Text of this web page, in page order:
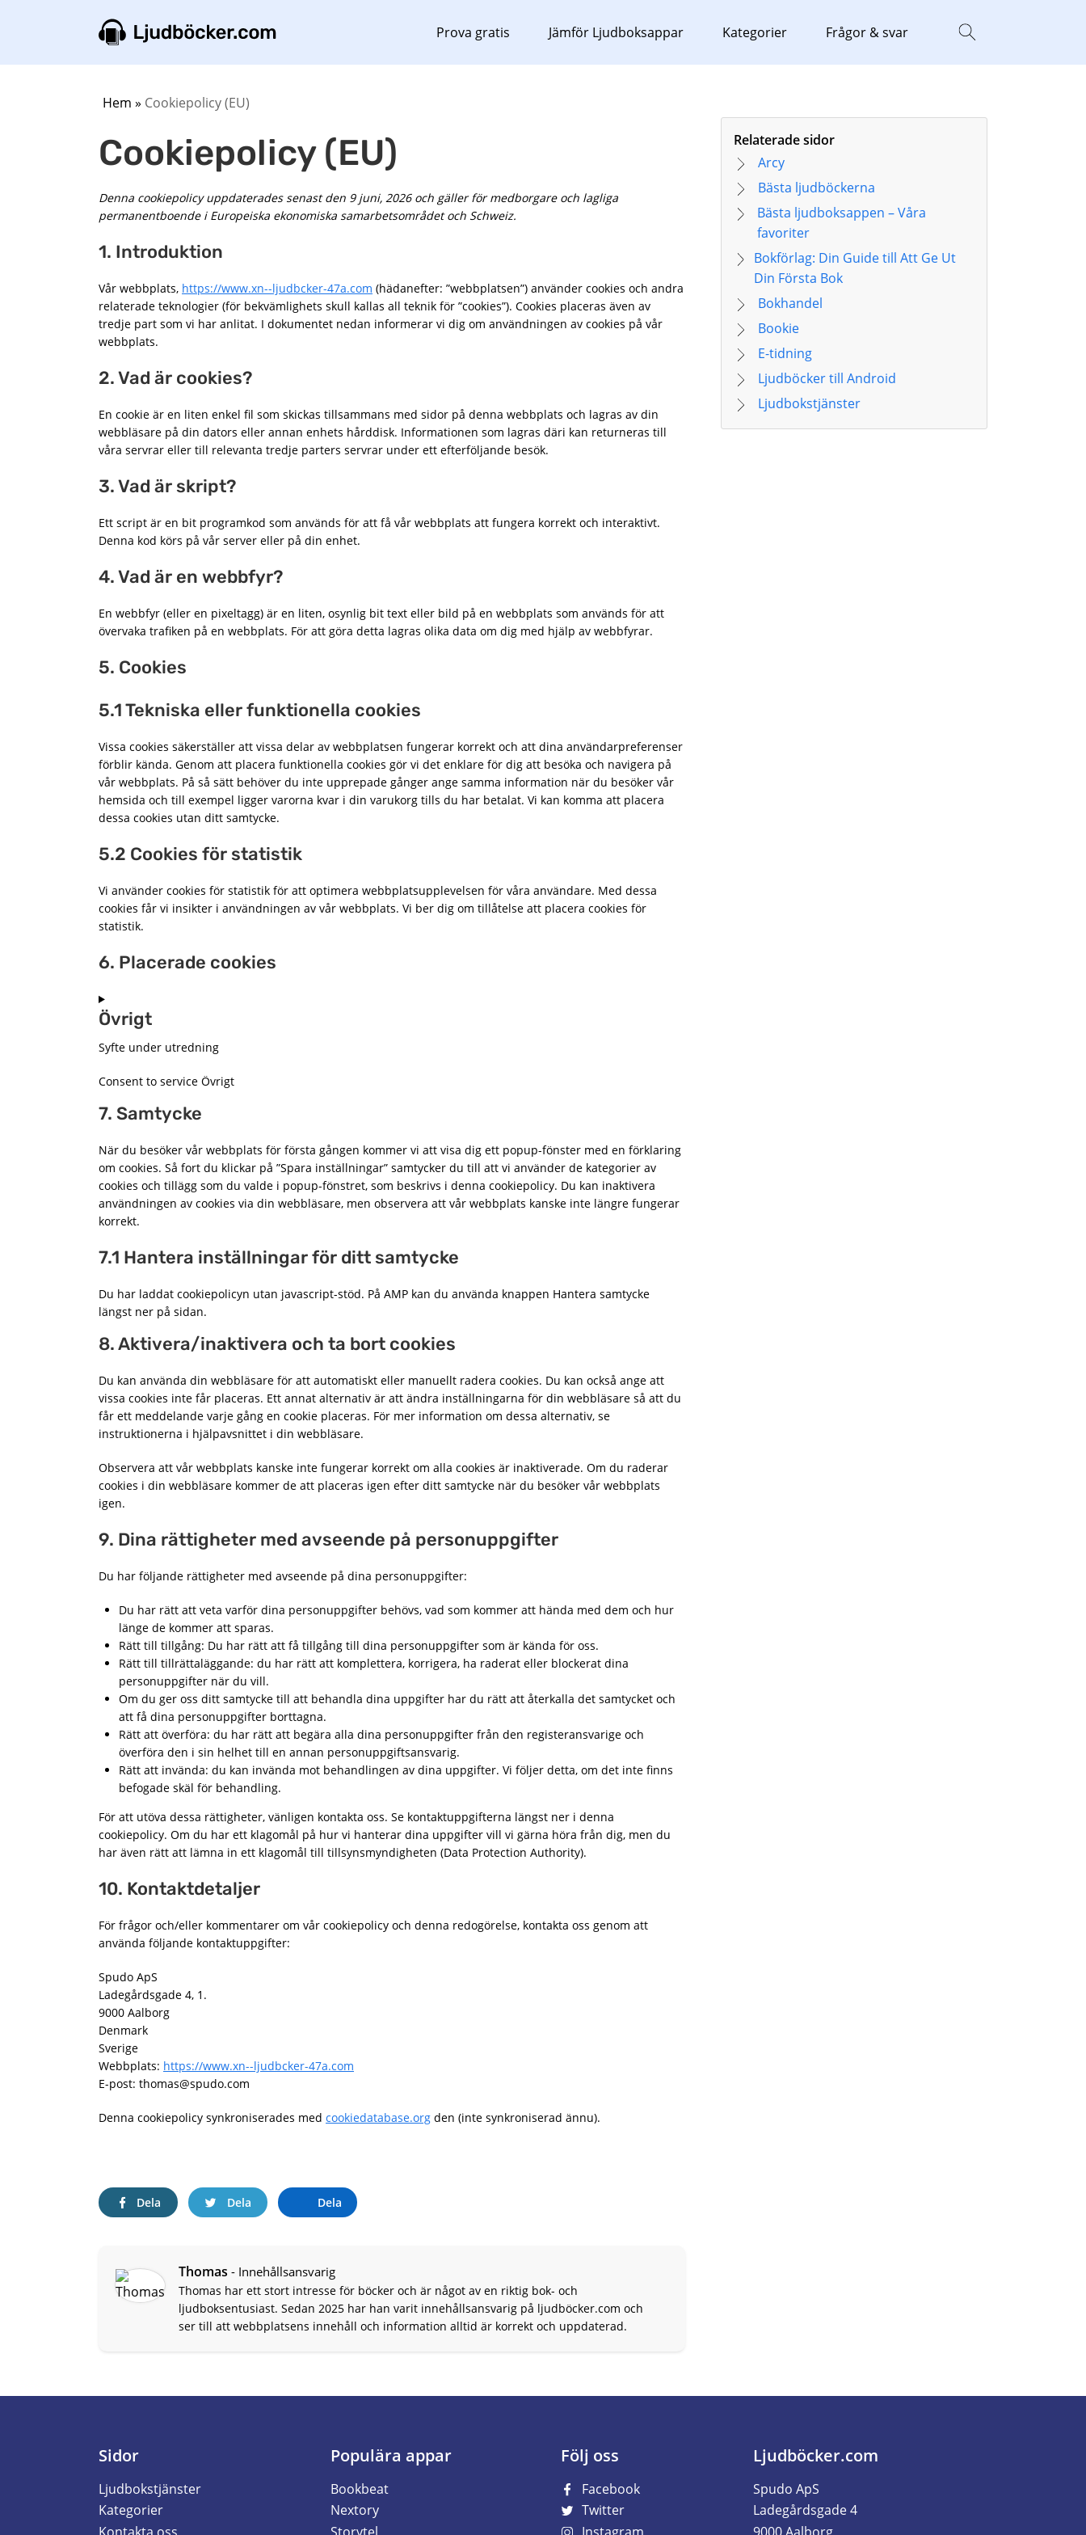
Prova gratis Jämför Ljudboksappar Kategorier Frågor & svar
Hem » Cookiepolicy (EU)
Cookiepolicy (EU)
Denna cookiepolicy uppdaterades senast den 9 juni, 2026 och gäller för medborgare och lagliga
permanentboende i Europeiska ekonomiska samarbetsområdet och Schweiz.
1. Introduktion
Vår webbplats, https://www.xn--ljudbcker-47a.com (hädanefter: ”webbplatsen”) använder cookies och andra
relaterade teknologier (för bekvämlighets skull kallas all teknik för ”cookies”). Cookies placeras även av
tredje part som vi har anlitat. I dokumentet nedan informerar vi dig om användningen av cookies på vår
webbplats.
2. Vad är cookies?
En cookie är en liten enkel fil som skickas tillsammans med sidor på denna webbplats och lagras av din
webbläsare på din dators eller annan enhets hårddisk. Informationen som lagras däri kan returneras till
våra servrar eller till relevanta tredje parters servrar under ett efterföljande besök.
3. Vad är skript?
Ett script är en bit programkod som används för att få vår webbplats att fungera korrekt och interaktivt.
Denna kod körs på vår server eller på din enhet.
4. Vad är en webbfyr?
En webbfyr (eller en pixeltagg) är en liten, osynlig bit text eller bild på en webbplats som används för att
övervaka trafiken på en webbplats. För att göra detta lagras olika data om dig med hjälp av webbfyrar.
5. Cookies
5.1 Tekniska eller funktionella cookies
Vissa cookies säkerställer att vissa delar av webbplatsen fungerar korrekt och att dina användarpreferenser
förblir kända. Genom att placera funktionella cookies gör vi det enklare för dig att besöka och navigera på
vår webbplats. På så sätt behöver du inte upprepade gånger ange samma information när du besöker vår
hemsida och till exempel ligger varorna kvar i din varukorg tills du har betalat. Vi kan komma att placera
dessa cookies utan ditt samtycke.
5.2 Cookies för statistik
Vi använder cookies för statistik för att optimera webbplatsupplevelsen för våra användare. Med dessa
cookies får vi insikter i användningen av vår webbplats. Vi ber dig om tillåtelse att placera cookies för
statistik.
6. Placerade cookies
Övrigt
Syfte under utredning
Consent to service Övrigt
7. Samtycke
När du besöker vår webbplats för första gången kommer vi att visa dig ett popup-fönster med en förklaring
om cookies. Så fort du klickar på ”Spara inställningar” samtycker du till att vi använder de kategorier av
cookies och tillägg som du valde i popup-fönstret, som beskrivs i denna cookiepolicy. Du kan inaktivera
användningen av cookies via din webbläsare, men observera att vår webbplats kanske inte längre fungerar
korrekt.
7.1 Hantera inställningar för ditt samtycke
Du har laddat cookiepolicyn utan javascript-stöd. På AMP kan du använda knappen Hantera samtycke
längst ner på sidan.
8. Aktivera/inaktivera och ta bort cookies
Du kan använda din webbläsare för att automatiskt eller manuellt radera cookies. Du kan också ange att
vissa cookies inte får placeras. Ett annat alternativ är att ändra inställningarna för din webbläsare så att du
får ett meddelande varje gång en cookie placeras. För mer information om dessa alternativ, se
instruktionerna i hjälpavsnittet i din webbläsare.
Observera att vår webbplats kanske inte fungerar korrekt om alla cookies är inaktiverade. Om du raderar
cookies i din webbläsare kommer de att placeras igen efter ditt samtycke när du besöker vår webbplats
igen.
9. Dina rättigheter med avseende på personuppgifter
Du har följande rättigheter med avseende på dina personuppgifter:
Du har rätt att veta varför dina personuppgifter behövs, vad som kommer att hända med dem och hur
länge de kommer att sparas.
Rätt till tillgång: Du har rätt att få tillgång till dina personuppgifter som är kända för oss.
Rätt till tillrättaläggande: du har rätt att komplettera, korrigera, ha raderat eller blockerat dina
personuppgifter när du vill.
Om du ger oss ditt samtycke till att behandla dina uppgifter har du rätt att återkalla det samtycket och
att få dina personuppgifter borttagna.
Rätt att överföra: du har rätt att begära alla dina personuppgifter från den registeransvarige och
överföra den i sin helhet till en annan personuppgiftsansvarig.
Rätt att invända: du kan invända mot behandlingen av dina uppgifter. Vi följer detta, om det inte finns
befogade skäl för behandling.
För att utöva dessa rättigheter, vänligen kontakta oss. Se kontaktuppgifterna längst ner i denna
cookiepolicy. Om du har ett klagomål på hur vi hanterar dina uppgifter vill vi gärna höra från dig, men du
har även rätt att lämna in ett klagomål till tillsynsmyndigheten (Data Protection Authority).
10. Kontaktdetaljer
För frågor och/eller kommentarer om vår cookiepolicy och denna redogörelse, kontakta oss genom att
använda följande kontaktuppgifter:
Spudo ApS
Ladegårdsgade 4, 1.
9000 Aalborg
Denmark
Sverige
Webbplats: https://www.xn--ljudbcker-47a.com
E-post: thomas@spudo.com
Denna cookiepolicy synkroniserades med cookiedatabase.org den (inte synkroniserad ännu).
Relaterade sidor
Arcy
Bästa ljudböckerna
Bästa ljudboksappen – Våra
favoriter
Bokförlag: Din Guide till Att Ge Ut
Din Första Bok
Bokhandel
Bookie
E-tidning
Ljudböcker till Android
Ljudbokstjänster
Dela Dela Dela
Thomas - Innehållsansvarig
Thomas har ett stort intresse för böcker och är något av en riktig bok- och
ljudboksentusiast. Sedan 2025 har han varit innehållsansvarig på ljudböcker.com och
ser till att webbplatsens innehåll och information alltid är korrekt och uppdaterad.
Sidor
Ljudbokstjänster
Kategorier
Populära appar
Bookbeat
Nextory
Följ oss
Facebook
Twitter
Ljudböcker.com
Spudo ApS
Ladegårdsgade 4